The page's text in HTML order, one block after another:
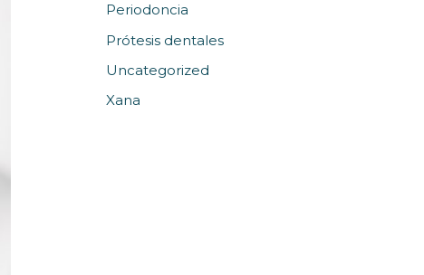
Periodoncia
Prótesis dentales
Uncategorized
Xana